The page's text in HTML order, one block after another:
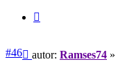
#46 Post
autor: Ramses74 »